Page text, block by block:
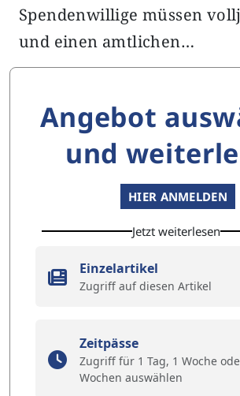
Spendenwillige müssen
und einen amtlichen…
Angebot
und
HIER ANMELDEN
Jetzt weiterlesen
Einzelartikel
Zugriff auf diesen Artikel
Zeitpässe
Zugriff für 1 Tag, 1 Woche
Wochen auswählen